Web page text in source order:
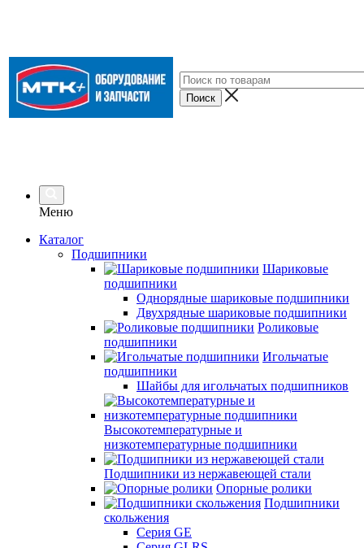
Меню
Каталог
Подшипники
Шариковые
подшипники
Однорядные шариковые подшипники
Двухрядные шариковые подшипники
Роликовые
подшипники
Игольчатые
подшипники
Шайбы для игольчатых подшипников
Высокотемпературные и
низкотемпературные подшипники
Подшипники из нержавеющей стали
Опорные ролики
Подшипники
скольжения
Серия GE